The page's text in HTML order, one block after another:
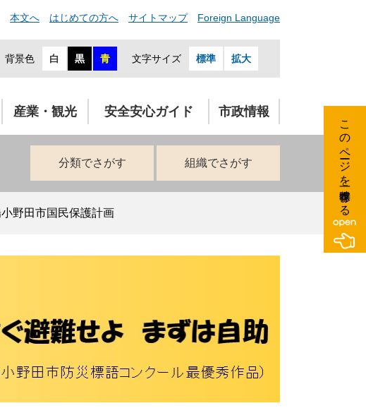
本文へ はじめての方へ サイトマップ Foreign Language
背景色 白 黒 青 文字サイズ 標準 拡大
産業・観光 安全安心ガイド 市政情報
分類でさがす 組織でさがす
野田市国民保護計画
このページを一時保存する